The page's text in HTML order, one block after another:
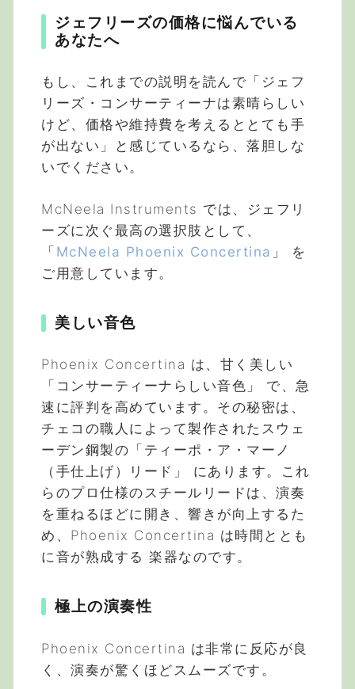
ジェフリーズの価格に悩んでいる
あなたへ
もし、これまでの説明を読んで「ジェフ
リーズ・コンサーティーナは素晴らしい
けど、価格や維持費を考えるととても手
が出ない」と感じているなら、落胆しな
いでください。
McNeela Instruments では、ジェフリ
ーズに次ぐ最高の選択肢として、
「 McNeela Phoenix Concertina 」 を
ご用意しています。
美しい音色
Phoenix Concertina は、甘く美しい
「コンサーティーナらしい音色」 で、急
速に評判を高めています。その秘密は、
チェコの職人によって製作されたスウェ
ーデン鋼製の「ティーポ・ア・マーノ
（手仕上げ）リード」 にあります。これ
らのプロ仕様のスチールリードは、演奏
を重ねるほどに開き、響きが向上するた
め、Phoenix Concertina は時間ととも
に音が熟成する 楽器なのです。
極上の演奏性
Phoenix Concertina は非常に反応が良
く、演奏が驚くほどスムーズです。